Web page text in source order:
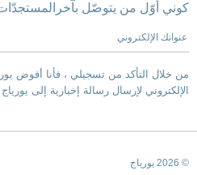
كوني أوّل من يتوصّل
عنوانك الإلكتروني
من خلال التأكد من تسجيلي ، فأنا أفوض
الإلكتروني لإرسال رسالة إخبارية إلى يورياج
© 2026 يورياج